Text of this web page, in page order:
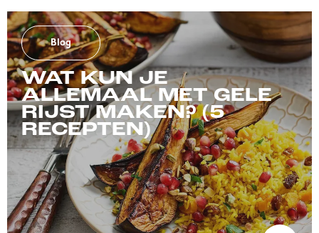
Blog
WAT KUN JE
ALLEMAAL MET GELE
RIJST MAKEN? (5
RECEPTEN)